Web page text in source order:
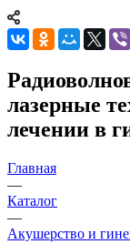
лазерные
лечении в
Главная
—
Каталог
—
Акушерство и